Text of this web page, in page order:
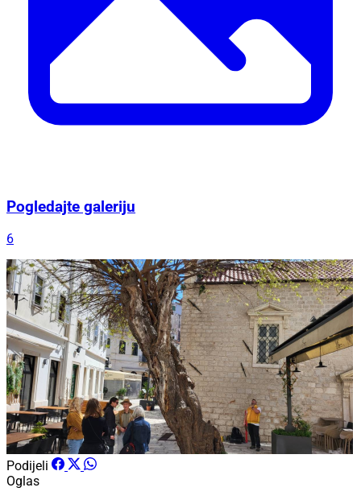
Pogledajte galeriju
6
Podijeli
Oglas